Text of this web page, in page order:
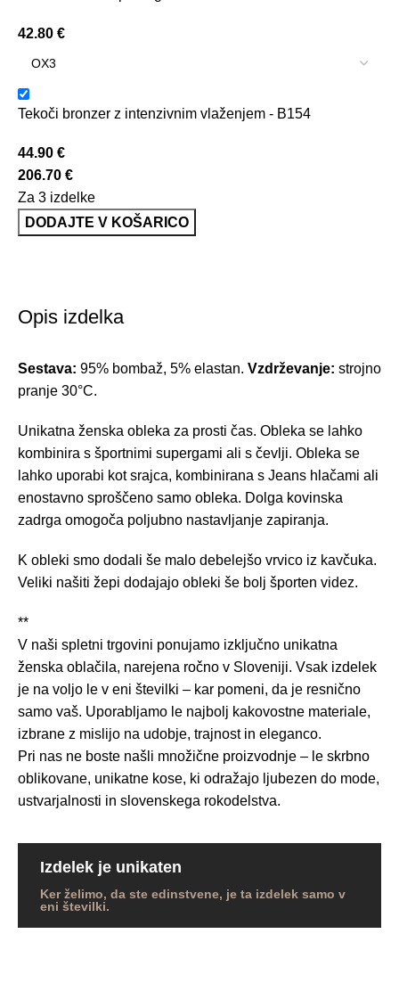
42.80 €
Tekoči bronzer z intenzivnim vlaženjem - B154
44.90 €
206.70 €
Za 3 izdelke
DODAJTE V KOŠARICO
Opis izdelka
Sestava: 95% bombaž, 5% elastan. Vzdrževanje: strojno
pranje 30°C.
Unikatna ženska obleka za prosti čas. Obleka se lahko
kombinira s športnimi supergami ali s čevlji. Obleka se
lahko uporabi kot srajca, kombinirana s Jeans hlačami ali
enostavno sproščeno samo obleka. Dolga kovinska
zadrga omogoča poljubno nastavljanje zapiranja.
K obleki smo dodali še malo debelejšo vrvico iz kavčuka.
Veliki našiti žepi dodajajo obleki še bolj športen videz.
**
V naši spletni trgovini ponujamo izključno unikatna
ženska oblačila, narejena ročno v Sloveniji. Vsak izdelek
je na voljo le v eni številki – kar pomeni, da je resnično
samo vaš. Uporabljamo le najbolj kakovostne materiale,
izbrane z mislijo na udobje, trajnost in eleganco.
Pri nas ne boste našli množične proizvodnje – le skrbno
oblikovane, unikatne kose, ki odražajo ljubezen do mode,
ustvarjalnosti in slovenskega rokodelstva.
Izdelek je unikaten
Ker želimo, da ste edinstvene, je ta izdelek samo v
eni številki.